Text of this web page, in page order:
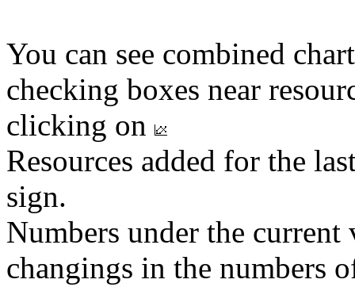
You can see combined
checking boxes near
clicking on
Resources added for the
sign.
Numbers under the
changings in the numbers